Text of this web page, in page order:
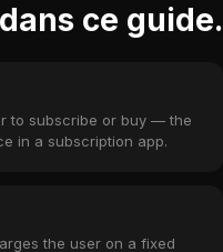
ce guide.
to subscribe or buy — the
in a subscription app.
the user on a fixed